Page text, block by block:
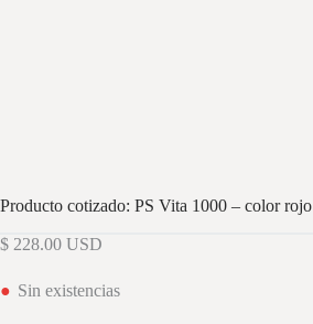
Producto cotizado: PS Vita 1000 – color rojo
$ 228.00 USD
Sin existencias